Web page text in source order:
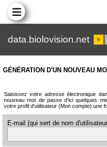
data.biolovision.net fr
GÉNÉRATION D'UN NOUVEAU
Saisissez votre adresse électronique
nouveau mot de passe d'ici quelques
votre profil d'utilisateur (Mon compte) une
E-mail (qui sert de nom